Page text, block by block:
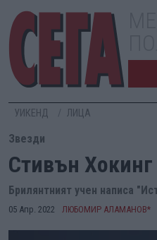
УИКЕНД ЛИЦА
Звезди
Стивън
Брилянтният учен написа
05 Апр. 2022 ЛЮБОМИР АЛАМАНОВ*